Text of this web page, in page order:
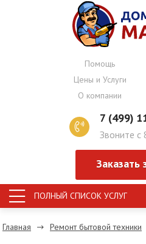
Помощь
Цены и Услуги
О компании
7 (499)
Звоните с
Заказать
ПОЛНЫЙ СПИСОК УСЛУГ
Главная Ремонт бытовой техники